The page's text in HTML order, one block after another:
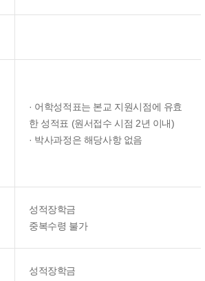
· 어학성적표는 본교 지원시점에 유효
한 성적표 (원서접수 시점 2년 이내)
· 박사과정은 해당사항 없음
성적장학금
중복수령 불가
성적장학금